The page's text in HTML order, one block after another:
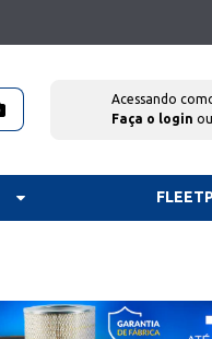
Acessando
Faça o login ou